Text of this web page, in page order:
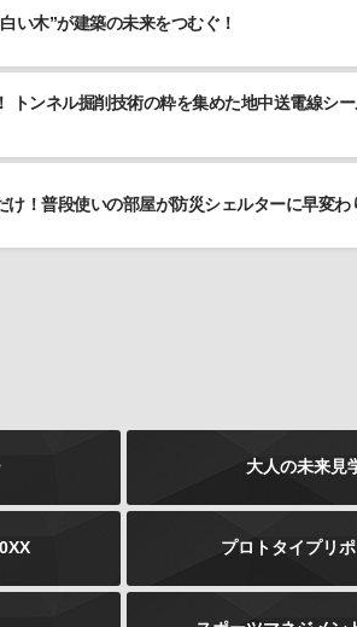
い木”が建築の未来をつむぐ！
トンネル掘削技術の粋を集めた地中送電線シ
け！普段使いの部屋が防災シェルターに早変わ
大人の未来見
プロトタイプリ